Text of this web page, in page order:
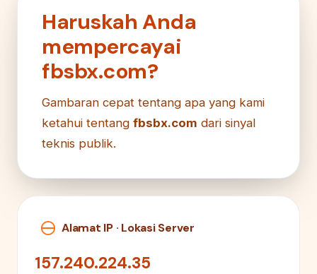
Haruskah Anda
mempercayai
fbsbx.com?
Gambaran cepat tentang apa yang kami
ketahui tentang fbsbx.com dari sinyal
teknis publik.
Alamat IP · Lokasi Server
157.240.224.35